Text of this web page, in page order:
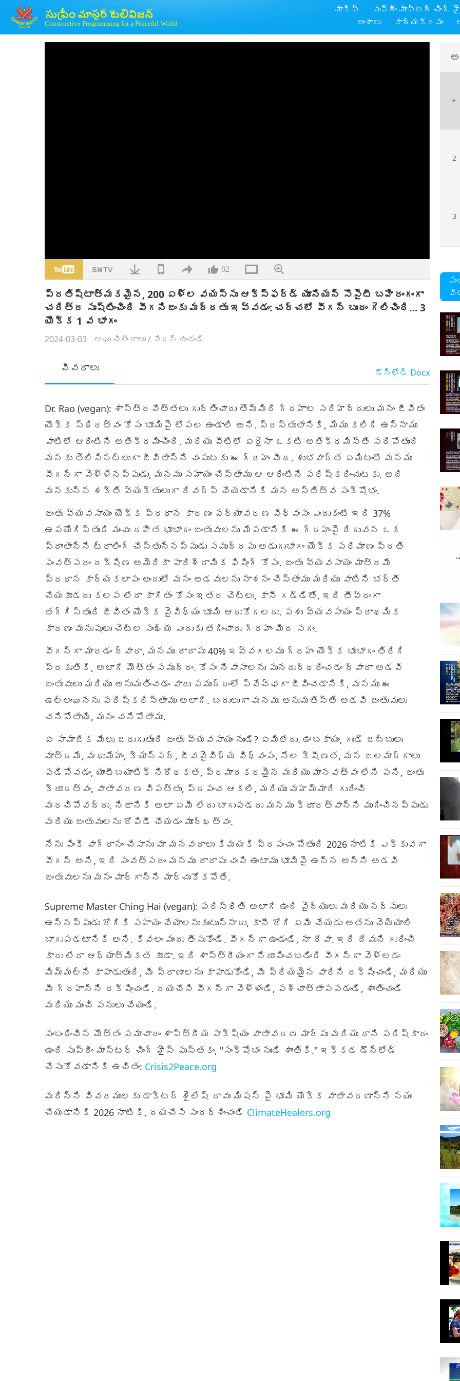
మాక్స్ సుప్రీం మాస్టర్ చింగ్ హై
అంశాలు
కార్యక్రమం
82
ప్రతిష్టాత్మకమైన, 200 ఏళ్ల వయస్సు ఆక్స్‌ఫర్డ్ యూనియన్ సొసైటీ బహిరంగంగా
చరిత్ర సృష్టించింది వీగనిజంకు మద్దతు ఇవ్వడం: చర్చలో వీగన్‌ బృందం గెలిచింది… 3
యొక్క 1 వ భాగం
2024-03-03 లఘు చిత్రాలు/ వేగన్ ఉండండి
వివరాలు డౌన్లోడ్ Docx
Dr. Rao (vegan): శాస్త్రవేత్తలు గుర్తించారు తొమ్మిది గ్రహాల సరిహద్దులు మనం జీవితం
యొక్క స్థిరత్వం కోసం భూమిపై లోపల ఉండాలి అని. ప్రస్తుతానికి, మేము కలిగి ఉన్నాము
వాటిలో ఆరింటిని అతిక్రమించింది. మరియు వీటిలో ఏదైనా ఒకటి అతిక్రమిస్తే సరిపోతుంది
మనకు తెలిసినట్లుగా జీవితాన్ని చంపుటకు ఈ గ్రహం మీద. శుభవార్త ఏమిటంటే మనము
వీగన్‌గా వెళ్ళినప్పుడు, మనము సహాయం చేస్తాము ఆ ఆరింటిని పరిష్కరించుటకు. అది
మనకున్న శక్తి వ్యక్తులుగా రివర్స్ చేయడానికి మన అస్తిత్వ సంక్షోభం.
జంతు వ్యవసాయం యొక్క ప్రధాన కారణం పర్యావరణ విధ్వంసం ఎందుకంటే ఇది 37%
ఉపయోగిస్తుంది మంచు రహిత భూభాగం జంతువులను మేపడానికి ఈ గ్రహంపై దిగువన ఒక
ప్రాంతాన్ని ట్రాలింగ్ చేస్తున్నప్పుడు సముద్రపు అడుగుభాగం యొక్క పరిమాణం ప్రతి
సంవత్సరం దక్షిణ అమెరికా పారిశ్రామిక ఫిషింగ్ కోసం. జంతు వ్యవసాయం మాత్రమే
ప్రధాన కార్యకలాపం అందులో మనం అడవులను నాశనం చేస్తాము మరియు వాటిని భర్తీ
చేయకూడదు కలప లేదా కాగితం కోసం ఇతర చెట్లు, కానీ గడ్డితో, ఇది తీవ్రంగా
తగ్గిస్తుంది జీవితం యొక్క వైవిధ్యం భూమి ఆదుకోగలదు. పశు వ్యవసాయం ప్రాథమిక
కారణం మనుషులు చెట్ల సంఖ్య ఎందుకు తగించారు గ్రహం మీద సగం.
వీగన్‌గా మారడం ద్వారా, మనము దాదాపు 40% ఇవ్వగలము గ్రహం యొక్క భూభాగం తిరిగి
ప్రకృతికి, అలాగే మొత్తం సముద్రం. కోసం నివాసాలను పునరుద్ధరించడం ద్వారా అడవి
జంతువులు మరియు అనుమతించడం వారు సముద్రంలో స్వేచ్ఛగా జీవించడానికి, మనము ఈ
ఉల్లంఘనను పరిష్కరిస్తాము అలాగే. బదులుగా మనము అనుమతిస్తే అడవి జంతువులు
చనిపోతాయి, మనం చనిపోతాము.
ఏ సామాజిక మేలు జరుగుతుంది జంతు వ్యవసాయం నుండి? ఏమిలేదు. ఊబకాయం, గుండె జబ్బులు
మాత్రమే, మధుమేహం, క్యాన్సర్, జీవవైవిధ్య విధ్వంసం, నేల క్షీణత, మన జలమార్గాలు
పడిపోవడం, యాంటీబయాటిక్ నిరోధకత, ప్రమాదకరమైన మరియు మానవత్వం లేని పని, జంతు
క్రూరత్వం, వాతావరణ విపత్తు, ప్రపంచ ఆకలి, మరియు మహమ్మారి గురించి
మరచిపోవద్దు. నిజానికి అలా ఏమీ లేదు బాగుపడదు మనము క్రూరత్వాన్ని ముగించినప్పుడు
మరియు జంతువులను దోపిడీ చేయడం మూర్ఖత్వం.
నేను పింకీ వాగ్దానం చేసాను మా మనవరాలు కిమయకి ప్రపంచం పోతుంది 2026 నాటికి ఎక్కువగా
వీగన్‌ అని, ఇది సంవత్సరం మనము దాదాపు చంపి ఉంటాము భూమిపై ఉన్న అన్ని అడవి
జంతువులను మనం మార్గాన్ని మార్చుకోకపోతే.
Supreme Master Ching Hai (vegan): పరిస్థితి అలాగే ఉంది వైద్యులు మరియు నర్సులు
ఉన్నప్పుడు రోగికి సహాయం చేయాలనుకుంటున్నారు, కానీ రోగి ఏమీ చేయడు అతను చెయ్యాలి
బాగుపడటానికి అని. కేవలం మందు తీసుకోండి. వీగన్‌గా ఉండండి, నా దేవా. ఇది దేవుని గురించి
కాదు లేదా ఆధ్యాత్మికత కూడా. ఇది శాస్త్రీయంగా నిరూపించబడింది వీగన్‌గా వెళ్లడం
మిమ్మల్ని కాపాడుతుంది, మీ ప్రాణాలను కాపాడుకోండి, మీ ప్రియమైన వారిని రక్షించండి, మరియు
మీ గ్రహాన్ని రక్షించండి. దయచేసి వీగన్‌గా వెళ్ళండి, పశ్చాత్తాపపడండి, శాంతించండి
మరియు మంచి పనులు చేయండి.
సంబంధించిన మొత్తం సమాచారం శాస్త్రీయ సాక్ష్యం వాతావరణ మార్పు మరియు దాని పరిష్కారం
ఉంది సుప్రీం మాస్టర్ చింగ్ హైస్ పుస్తకం, "సంక్షోభం నుండి శాంతికి." ఇక్కడ డౌన్‌లోడ్
చేసుకోవడానికి ఉచితం: Crisis2Peace.org
మరిన్ని వివరములకు డాక్టర్ శైలేష్ రావు మిషన్ పై భూమి యొక్క వాతావరణాన్ని నయం
చేయడానికి 2026 నాటికి, దయచేసి సందర్శించండి ClimateHealers.org
2
3